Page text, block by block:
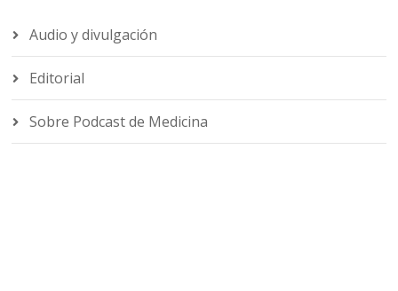
Audio y divulgación
Editorial
Sobre Podcast de Medicina